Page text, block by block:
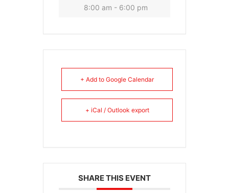
8:00 am - 6:00 pm
+ Add to Google Calendar
+ iCal / Outlook export
SHARE THIS EVENT